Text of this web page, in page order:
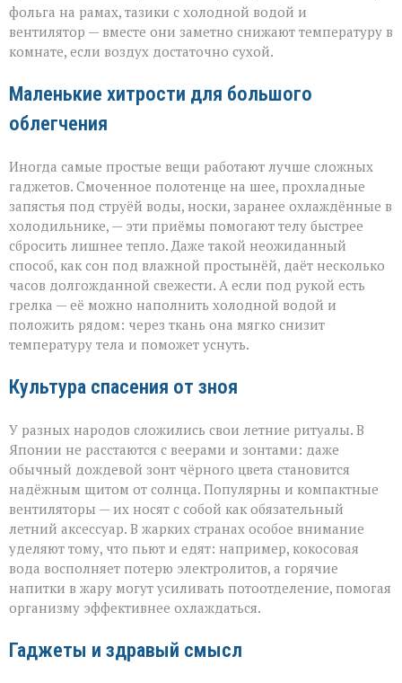
фольга на рамах, тазики с холодной водой и
вентилятор — вместе они заметно снижают температуру в
комнате, если воздух достаточно сухой.
Маленькие хитрости для большого
облегчения
Иногда самые простые вещи работают лучше сложных
гаджетов. Смоченное полотенце на шее, прохладные
запястья под струёй воды, носки, заранее охлаждённые в
холодильнике, — эти приёмы помогают телу быстрее
сбросить лишнее тепло. Даже такой неожиданный
способ, как сон под влажной простынёй, даёт несколько
часов долгожданной свежести. А если под рукой есть
грелка — её можно наполнить холодной водой и
положить рядом: через ткань она мягко снизит
температуру тела и поможет уснуть.
Культура спасения от зноя
У разных народов сложились свои летние ритуалы. В
Японии не расстаются с веерами и зонтами: даже
обычный дождевой зонт чёрного цвета становится
надёжным щитом от солнца. Популярны и компактные
вентиляторы — их носят с собой как обязательный
летний аксессуар. В жарких странах особое внимание
уделяют тому, что пьют и едят: например, кокосовая
вода восполняет потерю электролитов, а горячие
напитки в жару могут усиливать потоотделение, помогая
организму эффективнее охлаждаться.
Гаджеты и здравый смысл